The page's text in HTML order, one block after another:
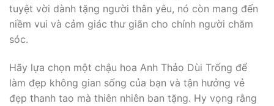
tuyệt vời dành tặng người thân yêu, nó còn mang đến
niềm vui và cảm giác thư giãn cho chính người chăm
sóc.
Hãy lựa chọn một chậu hoa Anh Thảo Dùi Trống để
làm đẹp không gian sống của bạn và tận hưởng vẻ
đẹp thanh tao mà thiên nhiên ban tặng. Hy vọng rằng